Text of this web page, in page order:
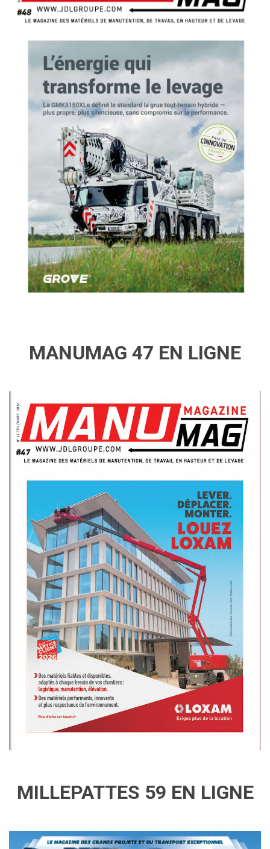
MANUMAG 47 EN LIGNE
MILLEPATTES 59 EN LIGNE